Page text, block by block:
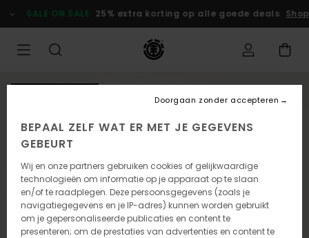
naar
Productinformatie
SALE ON SALE 25% extra korting op alle goede deals
BEPAAL ZELF WAT ER MET JE GEGEVENS
GEBEURT
Wij en onze partners gebruiken cookies of gelijkwaardige
technologieën om informatie op je apparaat op te slaan
en/of te raadplegen. Deze persoonsgegevens (zoals je
navigatiegegevens en je IP-adres) kunnen worden gebruikt
om je gepersonaliseerde publicaties en content te
presenteren; om de prestaties van advertenties en content te
Doorgaan zonder accepteren